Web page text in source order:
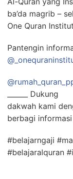
ba’da magrib –
One Quran
Pantengin
______ Dukung
dakwah kami
berbagi
#belajarngaji
#belajaralquran